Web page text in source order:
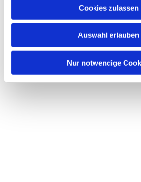
Cookies zulassen
Auswahl erlauben
Nur notwendige